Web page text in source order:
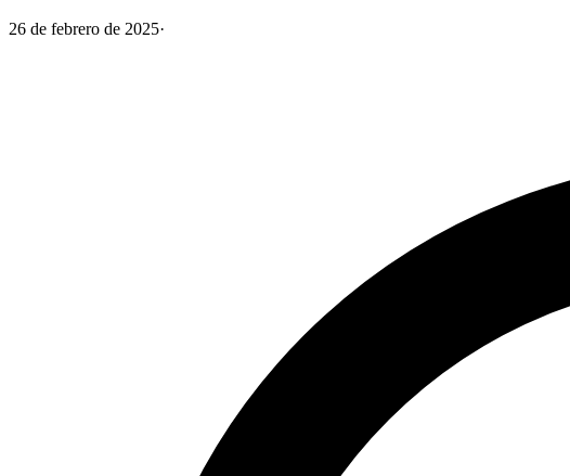
26 de febrero de 2025·